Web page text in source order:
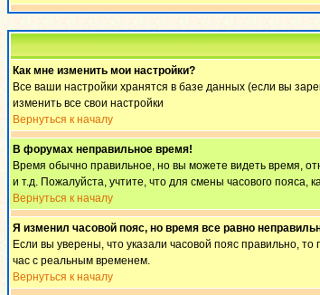
Как мне изменить мои настройки?
Все ваши настройки хранятся в базе данных (если вы
изменить все свои настройки
Вернуться к началу
В форумах неправильное время!
Время обычно правильное, но вы можете видеть время,
и т.д. Пожалуйста, учтите, что для смены часового
Вернуться к началу
Я изменил часовой пояс, но время все равно
Если вы уверены, что указали часовой пояс правильно,
час с реальным временем.
Вернуться к началу